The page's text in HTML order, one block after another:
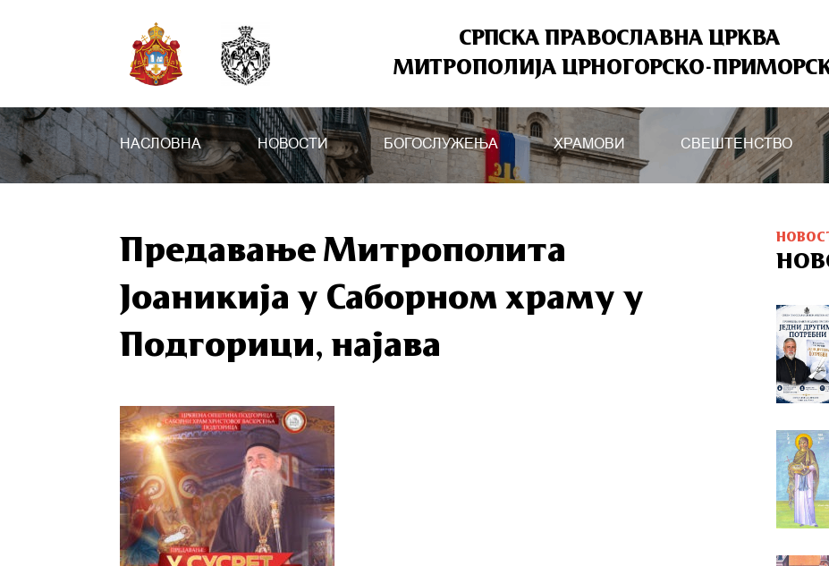
СРПСКА ПРАВОСЛАВНА ЦРКВА
МИТРОПОЛИЈА ЦРНОГОРСКО-
НАСЛОВНА НОВОСТИ БОГОСЛУЖЕЊА ХРАМОВИ СВЕШТЕНСТВО
Предавање Митрополита
Јоаникија у Саборном храму у
Подгорици, најава